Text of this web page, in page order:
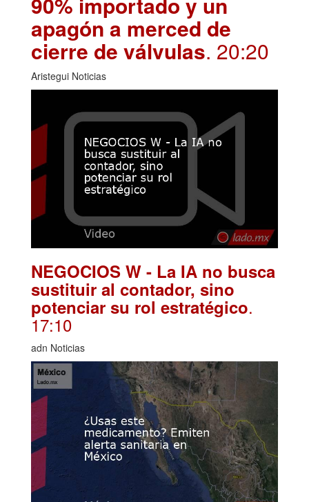
apagón a merced de
cierre de válvulas. 20:20
Aristegui Noticias
NEGOCIOS W - La IA no busca
sustituir al contador, sino
potenciar su rol estratégico.
17:10
adn Noticias